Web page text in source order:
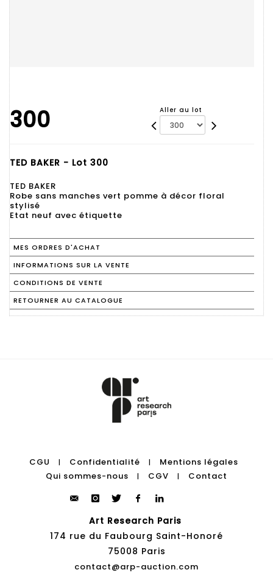
300 Aller au lot
TED BAKER - Lot 300
TED BAKER
Robe sans manches vert pomme à décor floral
stylisé
Etat neuf avec étiquette
MES ORDRES D'ACHAT
INFORMATIONS SUR LA VENTE
CONDITIONS DE VENTE
RETOURNER AU CATALOGUE
CGU | Confidentialité |
Mentions légales
Qui sommes-nous
| CGV | Contact
Art Research Paris
174 rue du Faubourg Saint-Honoré
75008 Paris
contact@arp-auction.com